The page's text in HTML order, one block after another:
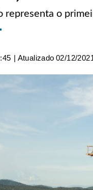
representa o
| Atualizado 02/12/